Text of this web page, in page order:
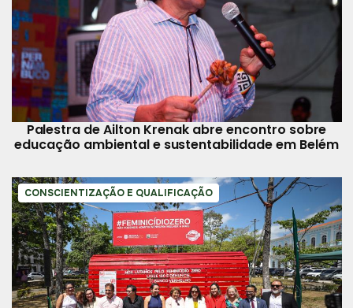
Palestra de Ailton Krenak abre encontro sobre
educação ambiental e sustentabilidade em Belém
CONSCIENTIZAÇÃO E QUALIFICAÇÃO